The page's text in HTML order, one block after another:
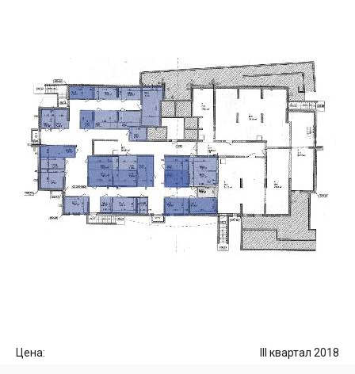
Цена: III квартал 2018